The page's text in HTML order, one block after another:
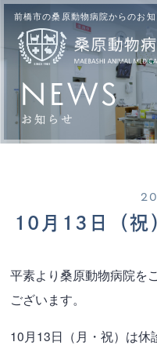
前橋市の桑原動物病院からのお
NEWS
10月13日（
平素より桑原動物病院を
ございます。
10月13日（月・祝）は休